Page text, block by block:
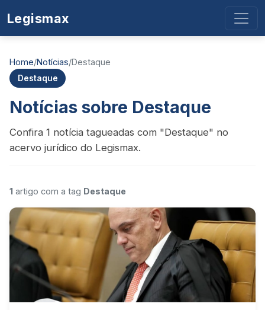
Legismax
Home/Notícias/Destaque
Destaque
Notícias sobre Destaque
Confira 1 notícia tagueadas com "Destaque" no
acervo jurídico do Legismax.
1 artigo com a tag Destaque